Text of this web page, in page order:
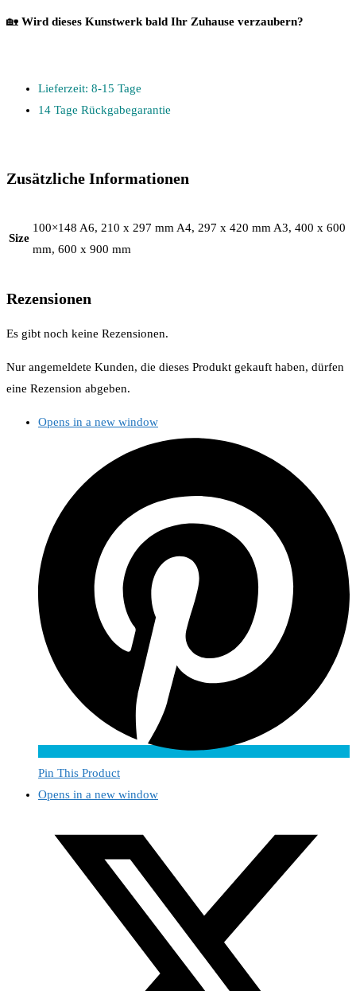
🏡 Wird dieses Kunstwerk bald Ihr Zuhause verzaubern?
Lieferzeit: 8-15 Tage
14 Tage Rückgabegarantie
Zusätzliche Informationen
Size
100×148 A6, 210 x 297 mm A4, 297 x 420 mm A3, 400 x 600
mm, 600 x 900 mm
Rezensionen
Es gibt noch keine Rezensionen.
Nur angemeldete Kunden, die dieses Produkt gekauft haben, dürfen
eine Rezension abgeben.
Opens in a new window
Pin This Product
Opens in a new window